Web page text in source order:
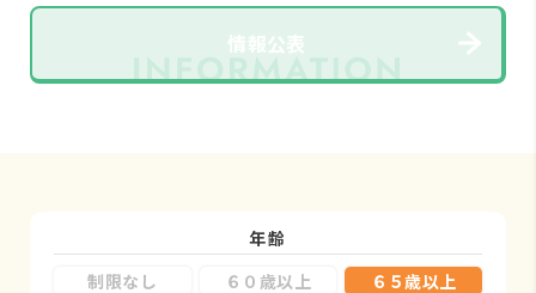
情報公表
年齢
制限なし
６０歳以上 ６５歳以上